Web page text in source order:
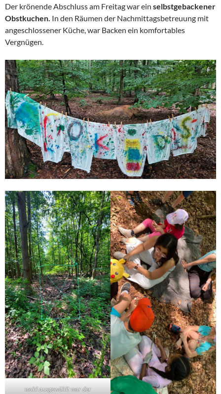
Der krönende Abschluss am Freitag war ein selbstgebackener
Obstkuchen. In den Räumen der Nachmittagsbetreuung mit
angeschlossener Küche, war Backen ein komfortables
Vergnügen.
wohl ausgewählt war der